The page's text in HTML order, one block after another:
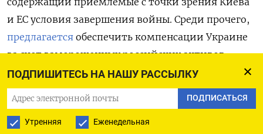
ПОДПИШИТЕСЬ НА НАШУ РАССЫЛКУ
ПОДПИСАТЬСЯ
Утренняя Еженедельная
и ЕС условия завершения войны. Среди прочего,
предлагается обеспечить компенсации Украине
за счет замороженных российских активов
и дается согласие на постепенное смягчение
американских санкций в отношении Москвы.
Документ, каксообщаетReuters, был разработан